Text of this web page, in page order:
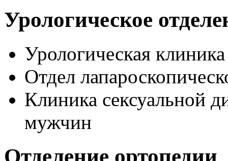
Урологическое
Урологическая клиника
Отдел
Клиника сексуальной
мужчин